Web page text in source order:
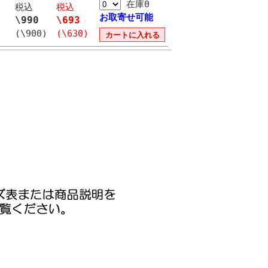
税込
\990
(\900)
税込
\693
(\630)
在庫0
お取寄せ可能